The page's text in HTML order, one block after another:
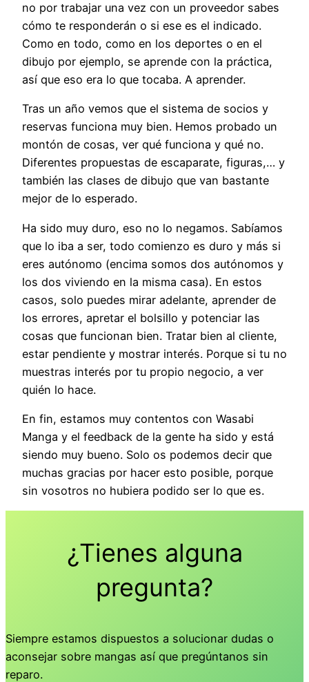
no por trabajar una vez con un proveedor sabes
cómo te responderán o si ese es el indicado.
Como en todo, como en los deportes o en el
dibujo por ejemplo, se aprende con la práctica,
así que eso era lo que tocaba. A aprender.
Tras un año vemos que el sistema de socios y
reservas funciona muy bien. Hemos probado un
montón de cosas, ver qué funciona y qué no.
Diferentes propuestas de escaparate, figuras,… y
también las clases de dibujo que van bastante
mejor de lo esperado.
Ha sido muy duro, eso no lo negamos. Sabíamos
que lo iba a ser, todo comienzo es duro y más si
eres autónomo (encima somos dos autónomos y
los dos viviendo en la misma casa). En estos
casos, solo puedes mirar adelante, aprender de
los errores, apretar el bolsillo y potenciar las
cosas que funcionan bien. Tratar bien al cliente,
estar pendiente y mostrar interés. Porque si tu no
muestras interés por tu propio negocio, a ver
quién lo hace.
En fin, estamos muy contentos con Wasabi
Manga y el feedback de la gente ha sido y está
siendo muy bueno. Solo os podemos decir que
muchas gracias por hacer esto posible, porque
sin vosotros no hubiera podido ser lo que es.
¿Tienes alguna
pregunta?
Siempre estamos dispuestos a solucionar dudas o
aconsejar sobre mangas así que pregúntanos sin
reparo.